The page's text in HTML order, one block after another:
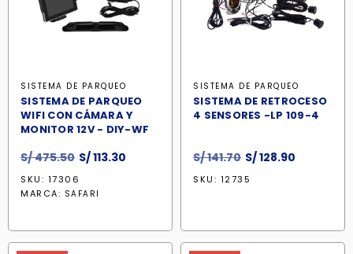
SISTEMA DE PARQUEO
SISTEMA DE PARQUEO
WIFI CON CÁMARA Y
MONITOR 12V - DIY-WF
S/475.50 El
original
S/113.30
SKU: 17306
MARCA: SAFARI
SISTEMA DE PARQUEO
SISTEMA DE RETROCESO
4 SENSORES -LP 109-4
S/141.70 El
precio
S/128.90
SKU: 12735